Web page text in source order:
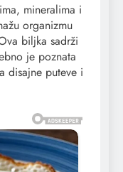
mineralima i
organizmu
biljka sadrži
je poznata
disajne puteve i